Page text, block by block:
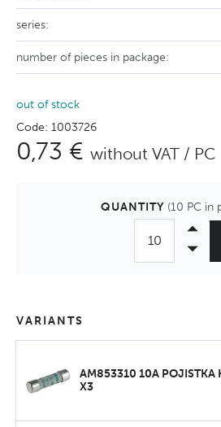
series:
number of pieces in package:
out of stock
Code: 1003726
0,73 € without VAT / PC
QUANTITY (10 PC in
VARIANTS
AM853310 10A POJISTKA
X3